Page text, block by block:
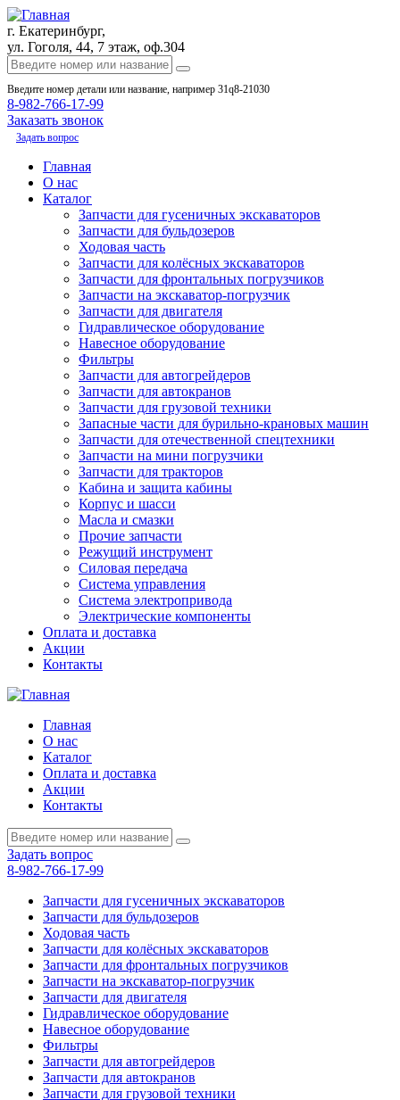
г. Екатеринбург,
ул. Гоголя, 44, 7 этаж, оф.304
Введите номер детали или название, например 31q8-21030
8-982-766-17-99
Заказать звонок
Задать вопрос
Главная
О нас
Каталог
Запчасти для гусеничных экскаваторов
Запчасти для бульдозеров
Ходовая часть
Запчасти для колёсных экскаваторов
Запчасти для фронтальных погрузчиков
Запчасти на экскаватор-погрузчик
Запчасти для двигателя
Гидравлическое оборудование
Навесное оборудование
Фильтры
Запчасти для автогрейдеров
Запчасти для автокранов
Запчасти для грузовой техники
Запасные части для бурильно-крановых машин
Запчасти для отечественной спецтехники
Запчасти на мини погрузчики
Запчасти для тракторов
Кабина и защита кабины
Корпус и шасси
Масла и смазки
Прочие запчасти
Режущий инструмент
Силовая передача
Система управления
Система электропривода
Электрические компоненты
Оплата и доставка
Акции
Контакты
Главная
О нас
Каталог
Оплата и доставка
Акции
Контакты
Задать вопрос
8-982-766-17-99
Запчасти для гусеничных экскаваторов
Запчасти для бульдозеров
Ходовая часть
Запчасти для колёсных экскаваторов
Запчасти для фронтальных погрузчиков
Запчасти на экскаватор-погрузчик
Запчасти для двигателя
Гидравлическое оборудование
Навесное оборудование
Фильтры
Запчасти для автогрейдеров
Запчасти для автокранов
Запчасти для грузовой техники